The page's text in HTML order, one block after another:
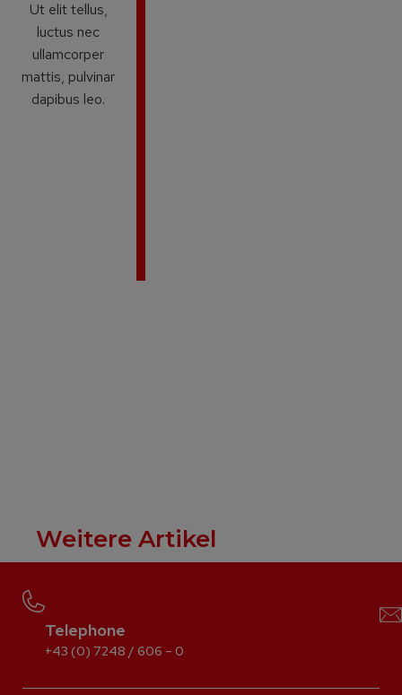
Ut elit tellus,
luctus nec
ullamcorper
mattis, pulvinar
dapibus leo.
Weitere Artikel
Telephone
+43 (0) 7248 / 606 – 0